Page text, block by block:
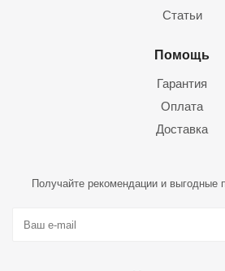
Статьи
Помощь
Гарантия
Оплата
Доставка
Получайте рекомендации и выгодные